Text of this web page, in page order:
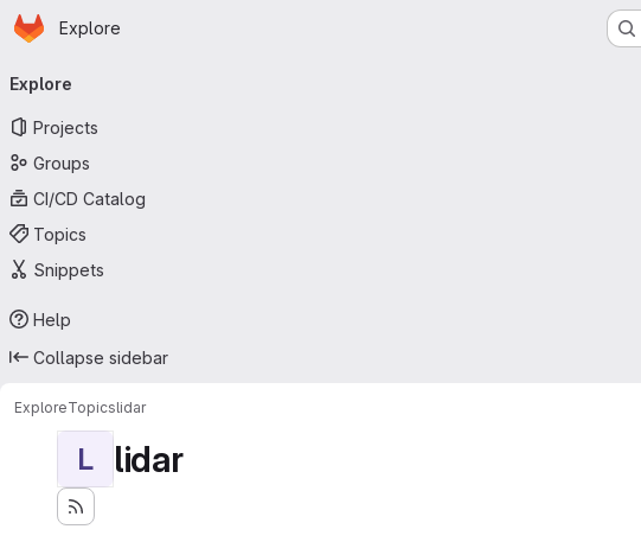
Skip to main content
Homepage
Explore
navigation
Explore
Projects
Groups
CI/CD Catalog
Topics
Snippets
Help
Collapse sidebar
ExploreTopicslidar
L lidar